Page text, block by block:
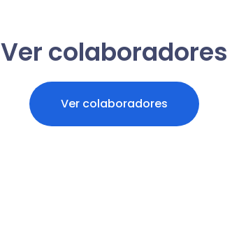
Ver colaboradores
Ver colaboradores